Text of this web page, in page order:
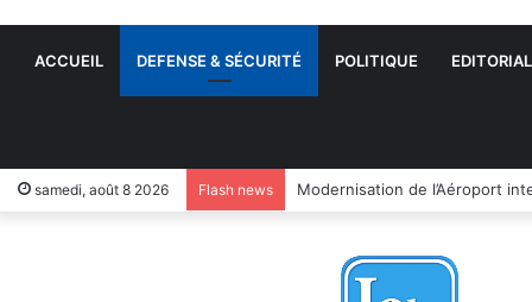
ACCUEIL DEFENSE & SÉCURITÉ POLITIQUE EDITORIAL
samedi, août 8 2026 Flash news